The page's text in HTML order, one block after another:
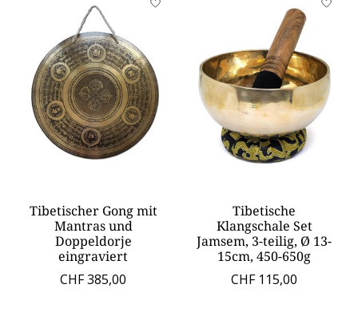
Tibetischer Gong mit
Mantras und
Doppeldorje
eingraviert
CHF 385,00
Tibetische
Klangschale Set
Jamsem, 3-teilig, Ø 13-
15cm, 450-650g
CHF 115,00